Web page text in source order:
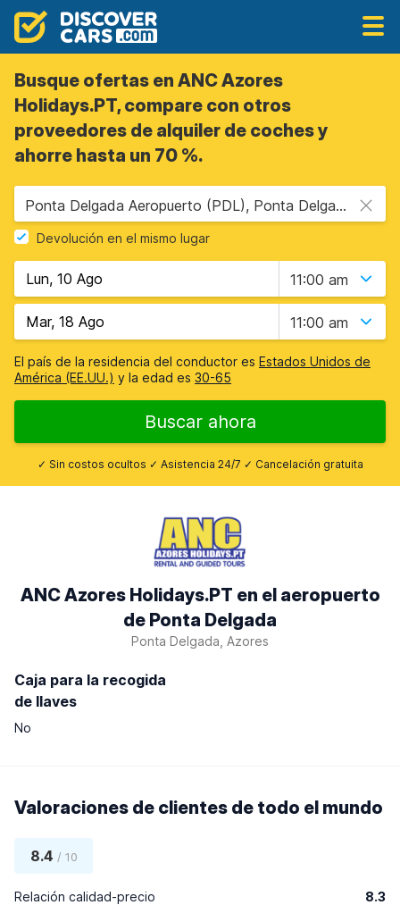
Busque ofertas en ANC Azores
Holidays.PT, compare con otros
proveedores de alquiler de coches y
ahorre hasta un 70 %.
Ponta Delgada Aeropuerto (PDL), Ponta Delgada, Portugal Islas Azores
Devolución en el mismo lugar
11:00 am
11:00 am
El país de la residencia del conductor es Estados Unidos de
América (EE.UU.) y la edad es 30-65
Buscar ahora
✓ Sin costos ocultos ✓ Asistencia 24/7 ✓ Cancelación gratuita
ANC Azores Holidays.PT en el aeropuerto
de Ponta Delgada
Ponta Delgada, Azores
Caja para la recogida
de llaves
No
Valoraciones de clientes de todo el mundo
8.4 / 10
Relación calidad-precio 8.3